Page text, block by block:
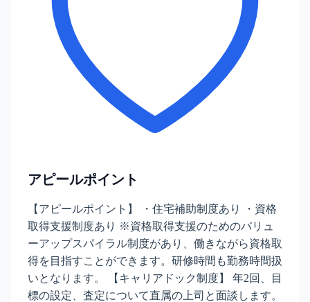
アピールポイント
【アピールポイント】 ・住宅補助制度あり ・資格
取得支援制度あり ※資格取得支援のためのバリュ
ーアップスパイラル制度があり、働きながら資格取
得を目指すことができます。研修時間も勤務時間扱
いとなります。 【キャリアドック制度】 年2回、目
標の設定、査定について直属の上司と面談します。